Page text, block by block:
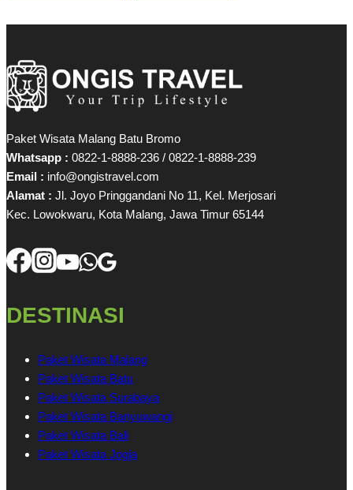
Paket Wisata Malang Batu Bromo
Whatsapp : 0822-1-8888-236 / 0822-1-8888-239
Email : info@ongistravel.com
Alamat : Jl. Joyo Pringgandani No 11, Kel. Merjosari
Kec. Lowokwaru, Kota Malang, Jawa Timur 65144
DESTINASI
Paket Wisata Malang
Paket Wisata Batu
Paket Wisata Surabaya
Paket Wisata Banyuwangi
Paket Wisata Bali
Paket Wisata Jogja